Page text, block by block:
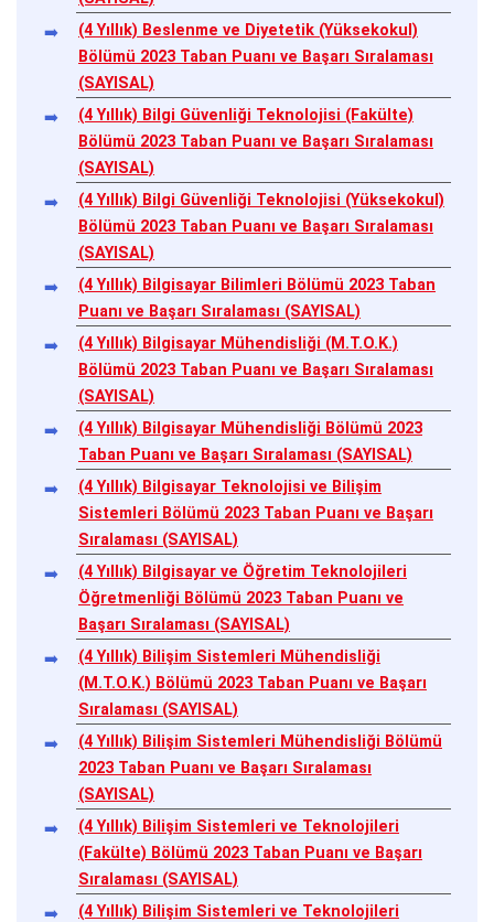
(4 Yıllık) Beslenme ve Diyetetik (Yüksekokul)
Bölümü 2023 Taban Puanı ve Başarı Sıralaması
(SAYISAL)
(4 Yıllık) Bilgi Güvenliği Teknolojisi (Fakülte)
Bölümü 2023 Taban Puanı ve Başarı Sıralaması
(SAYISAL)
(4 Yıllık) Bilgi Güvenliği Teknolojisi (Yüksekokul)
Bölümü 2023 Taban Puanı ve Başarı Sıralaması
(SAYISAL)
(4 Yıllık) Bilgisayar Bilimleri Bölümü 2023 Taban
Puanı ve Başarı Sıralaması (SAYISAL)
(4 Yıllık) Bilgisayar Mühendisliği (M.T.O.K.)
Bölümü 2023 Taban Puanı ve Başarı Sıralaması
(SAYISAL)
(4 Yıllık) Bilgisayar Mühendisliği Bölümü 2023
Taban Puanı ve Başarı Sıralaması (SAYISAL)
(4 Yıllık) Bilgisayar Teknolojisi ve Bilişim
Sistemleri Bölümü 2023 Taban Puanı ve Başarı
Sıralaması (SAYISAL)
(4 Yıllık) Bilgisayar ve Öğretim Teknolojileri
Öğretmenliği Bölümü 2023 Taban Puanı ve
Başarı Sıralaması (SAYISAL)
(4 Yıllık) Bilişim Sistemleri Mühendisliği
(M.T.O.K.) Bölümü 2023 Taban Puanı ve Başarı
Sıralaması (SAYISAL)
(4 Yıllık) Bilişim Sistemleri Mühendisliği Bölümü
2023 Taban Puanı ve Başarı Sıralaması
(SAYISAL)
(4 Yıllık) Bilişim Sistemleri ve Teknolojileri
(Fakülte) Bölümü 2023 Taban Puanı ve Başarı
Sıralaması (SAYISAL)
(4 Yıllık) Bilişim Sistemleri ve Teknolojileri